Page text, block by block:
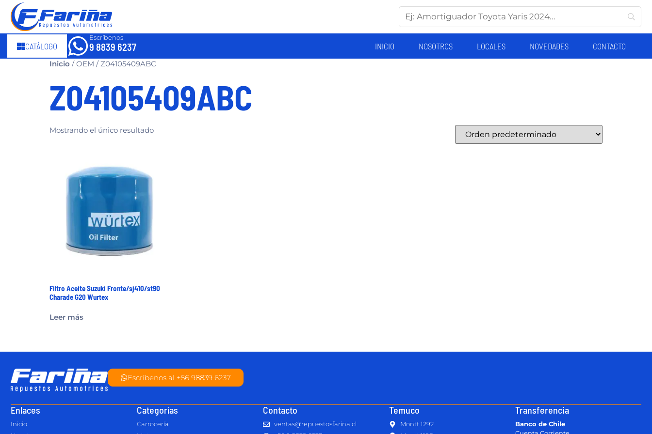
CATÁLOGO
Escríbenos
9 8839 6237 INICIO NOSOTROS LOCALES NOVEDADES CONTACTO
Inicio / OEM / Z04105409ABC
Z04105409ABC
Mostrando el único resultado
Filtro Aceite Suzuki Fronte/sj410/st90
Charade G20 Wurtex
Leer más
Escríbenos al +56 98839 6237
Enlaces
Inicio
Categorías
Carrocería
Contacto
ventas@repuestosfarina.cl
Temuco
Montt 1292
Transferencia
Banco de Chile